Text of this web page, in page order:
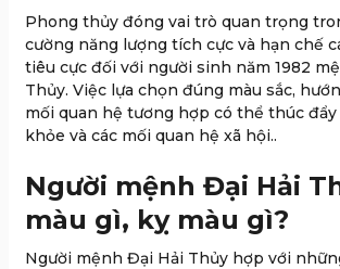
Phong thủy đóng vai trò quan trọng
cường năng lượng tích cực và hạn chế
tiêu cực đối với người sinh năm 1982
Thủy. Việc lựa chọn đúng màu sắc,
mối quan hệ tương hợp có thể thúc đẩy
khỏe và các mối quan hệ xã hội..
Người mệnh Đại Hải
màu gì, kỵ màu gì?
Người mệnh Đại Hải Thủy hợp với